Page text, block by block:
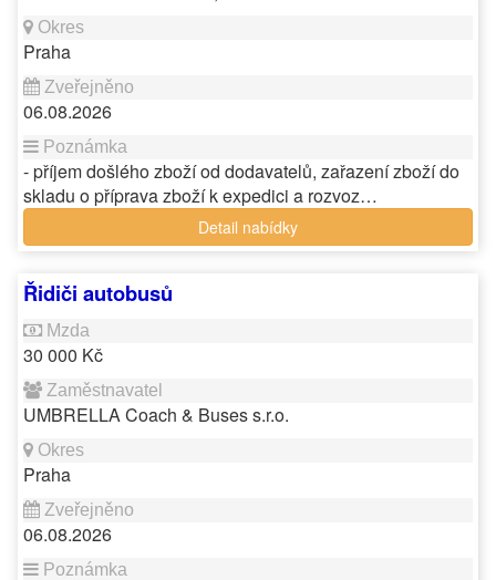
Praha
06.08.2026
- příjem došlého zboží od dodavatelů, zařazení zboží do
skladu o příprava zboží k expedici a rozvoz…
Detail nabídky
Řidiči autobusů
30 000 Kč
UMBRELLA Coach & Buses s.r.o.
Praha
06.08.2026